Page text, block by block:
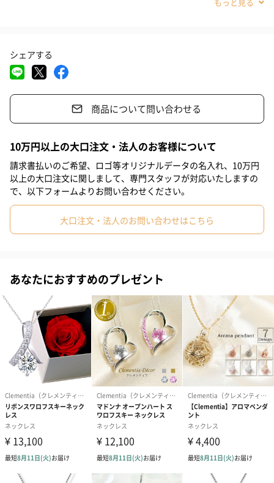
シルバーカラーとゴールドカラーの2色からお選びいただけます
胸元を引き立てる
たデザインです。そのため服装やシーンに縛られず幅広い場面で
ご使用いただけます。
虹のような煌き
より美しい輝きを実現するため、最高級のカットグレードである
「エクセレントカット」を採用しました。またチェーンやペンダ
ントトップにもこだわり、プラチナ仕上をしています
熟練の職人による手作業
契約工房で、熟練の職人が一つ一つ丁寧にセッテイングしていま
す。 台座から浮き出るように贅沢に敷き詰められたメレストーン
は美しい光の輪郭フォルムを作ります。
#結婚記念日
#母親 #女子大学生
#姪 #親戚女性
#70代 #60代
シェアする
商品について問い合わせる
10万円以上の大口注文・法人のお客様について
請求書払いのご希望、ロゴ等オリジナルデータの名入れ、10万円
以上の大口注文に関しまして、専門スタッフが対応いたしますの
で、以下フォームよりお問い合わせください。
大口注文・法人のお問い合わせはこちら
あなたにおすすめのプレゼント